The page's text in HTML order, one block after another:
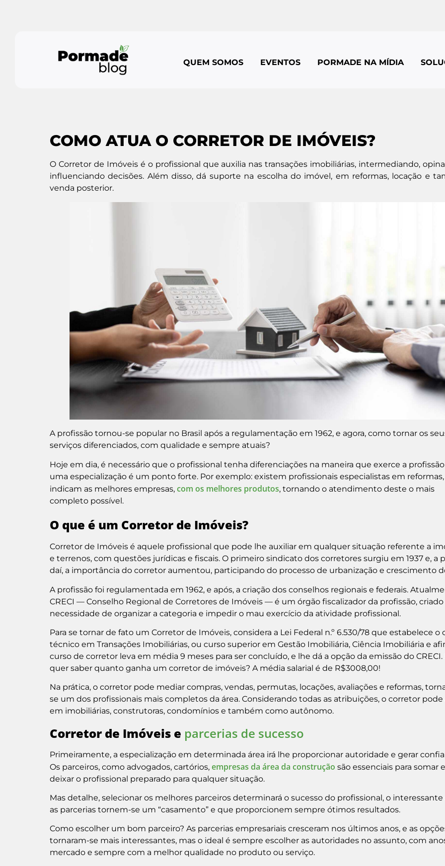
QUEM SOMOS EVENTOS PORMADE NA MÍDIA
COMO ATUA O CORRETOR DE IMÓVEIS?
O Corretor de Imóveis é o profissional que auxilia nas transações imobiliárias, intermediando,
influenciando decisões. Além disso, dá suporte na escolha do imóvel, em reformas, locação e
venda posterior.
A profissão tornou-se popular no Brasil após a regulamentação em 1962, e agora, como tornar os
serviços diferenciados, com qualidade e sempre atuais?
Hoje em dia, é necessário que o profissional tenha diferenciações na maneira que exerce a
uma especialização é um ponto forte. Por exemplo: existem profissionais especialistas em
indicam as melhores empresas, com os melhores produtos, tornando o atendimento deste o mais
completo possível.
O que é um Corretor de Imóveis?
Corretor de Imóveis é aquele profissional que pode lhe auxiliar em qualquer situação referente a
e terrenos, com questões jurídicas e fiscais. O primeiro sindicato dos corretores surgiu em 1937 e, a
daí, a importância do corretor aumentou, participando do processo de urbanização e crescimento
A profissão foi regulamentada em 1962, e após, a criação dos conselhos regionais e federais.
CRECI — Conselho Regional de Corretores de Imóveis — é um órgão fiscalizador da profissão, criado
necessidade de organizar a categoria e impedir o mau exercício da atividade profissional.
Para se tornar de fato um Corretor de Imóveis, considera a Lei Federal n.º 6.530/78 que estabelece o
técnico em Transações Imobiliárias, ou curso superior em Gestão Imobiliária, Ciência Imobiliária e
curso de corretor leva em média 9 meses para ser concluído, e lhe dá a opção da emissão do CRECI.
quer saber quanto ganha um corretor de imóveis? A média salarial é de R$3008,00!
Na prática, o corretor pode mediar compras, vendas, permutas, locações, avaliações e reformas,
se um dos profissionais mais completos da área. Considerando todas as atribuições, o corretor
em imobiliárias, construtoras, condomínios e também como autônomo.
Corretor de Imóveis e parcerias de sucesso
Primeiramente, a especialização em determinada área irá lhe proporcionar autoridade e gerar
Os parceiros, como advogados, cartórios, empresas da área da construção são essenciais para somar e
deixar o profissional preparado para qualquer situação.
Mas detalhe, selecionar os melhores parceiros determinará o sucesso do profissional, o interessante
as parcerias tornem-se um “casamento” e que proporcionem sempre ótimos resultados.
Como escolher um bom parceiro? As parcerias empresariais cresceram nos últimos anos, e as
tornaram-se mais interessantes, mas o ideal é sempre escolher as autoridades no assunto, com
mercado e sempre com a melhor qualidade no produto ou serviço.